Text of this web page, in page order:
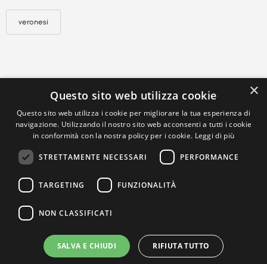
veronesi
×
Questo sito web utilizza cookie
Questo sito web utilizza i cookie per migliorare la tua esperienza di
navigazione. Utilizzando il nostro sito web acconsenti a tutti i cookie
in conformità con la nostra policy per i cookie. Leggi di più
STRETTAMENTE NECESSARI PERFORMANCE
TARGETING FUNZIONALITÀ
NON CLASSIFICATI
SALVA E CHIUDI RIFIUTA TUTTO